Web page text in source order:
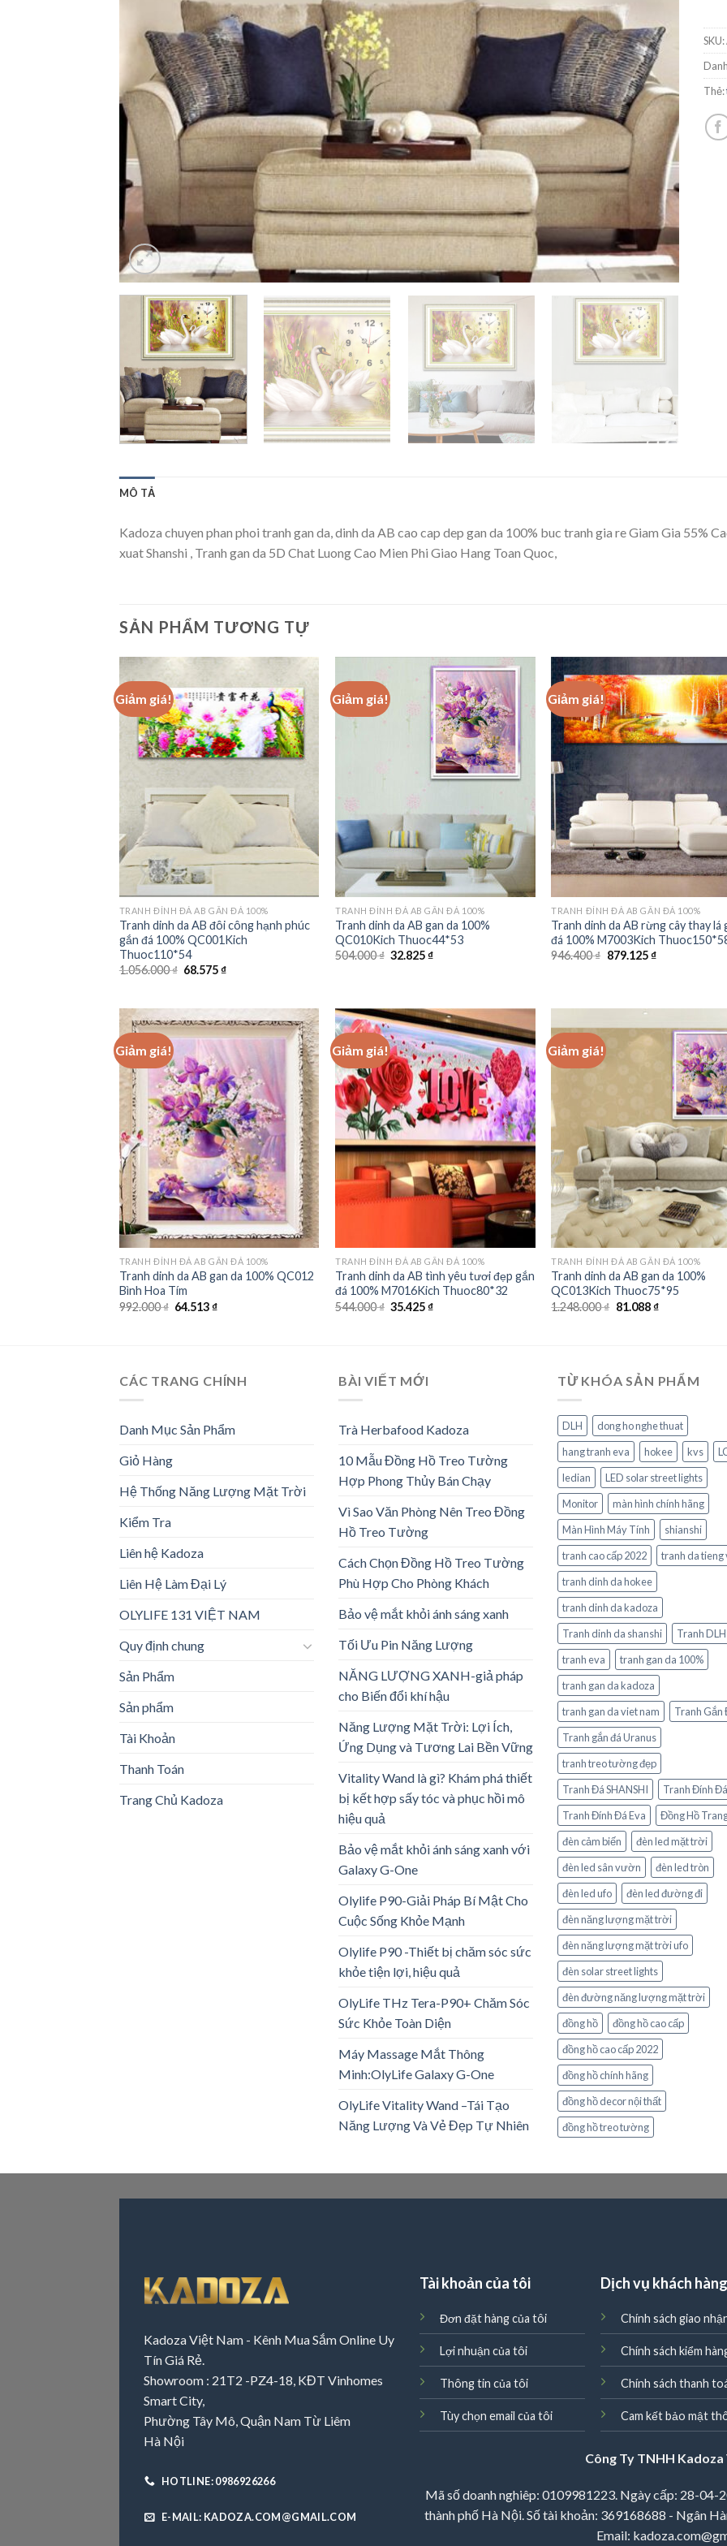
SKU:
Thẻ:
MÔ TẢ
Kadoza chuyen phan phoi tranh gan da, dinh da AB cao cap dep gan da 100% buc tranh gia re Giam Gia 55%
xuat Shanshi , Tranh gan da 5D Chat Luong Cao Mien Phi Giao Hang Toan Quoc,
SẢN PHẨM TƯƠNG TỰ
Giảm giá!
Add to
wishlist
TRANH ĐÍNH ĐÁ AB GẮN ĐÁ 100%
Tranh dinh da AB đôi công hạnh phúc
gắn đá 100% QC001Kich
Thuoc110*54
1.056.000₫ Giá
68.575₫Giá
Giảm giá!
Add to
wishlist
TRANH ĐÍNH ĐÁ AB GẮN ĐÁ 100%
Tranh dinh da AB gan da 100%
QC010Kich Thuoc44*53
504.000₫ Giá
32.825₫Giá
Giảm giá!
TRANH ĐÍNH ĐÁ AB GẮN ĐÁ 100%
Tranh dinh da AB rừng cây thay lá
đá 100% M7003Kich
946.400₫ Giá
879.125₫Giá
Giảm giá!
Add to
wishlist
TRANH ĐÍNH ĐÁ AB GẮN ĐÁ 100%
Tranh dinh da AB gan da 100% QC012
Bình Hoa Tím
992.000₫ Giá
64.513₫Giá
Giảm giá!
Add to
wishlist
TRANH ĐÍNH ĐÁ AB GẮN ĐÁ 100%
Tranh dinh da AB tình yêu tươi đẹp gắn
đá 100% M7016Kich Thuoc80*32
544.000₫ Giá
35.425₫Giá
Giảm giá!
Add
TRANH ĐÍNH ĐÁ AB GẮN ĐÁ 100%
Tranh dinh da AB gan da 100%
QC013Kich Thuoc75*95
1.248.000₫ Giá
81.088₫Giá
CÁC TRANG CHÍNH
Danh Mục Sản Phẩm
Giỏ Hàng
Hệ Thống Năng Lượng Mặt Trời
Kiểm Tra
Liên hệ Kadoza
Liên Hệ Làm Đại Lý
OLYLIFE 131 VIỆT NAM
Quy định chung
Sản Phẩm
Sản phẩm
Tài Khoản
Thanh Toán
Trang Chủ Kadoza
BÀI VIẾT MỚI
Trà Herbafood Kadoza
10 Mẫu Đồng Hồ Treo Tường
Hợp Phong Thủy Bán Chạy
Vì Sao Văn Phòng Nên Treo Đồng
Hồ Treo Tường
Cách Chọn Đồng Hồ Treo Tường
Phù Hợp Cho Phòng Khách
Bảo vệ mắt khỏi ánh sáng xanh
Tối Ưu Pin Năng Lượng
NĂNG LƯỢNG XANH-giả pháp
cho Biến đổi khí hậu
Năng Lượng Mặt Trời: Lợi Ích,
Ứng Dụng và Tương Lai Bền Vững
Vitality Wand là gì? Khám phá thiết
bị kết hợp sấy tóc và phục hồi mô
hiệu quả
Bảo vệ mắt khỏi ánh sáng xanh với
Galaxy G-One
Olylife P90-Giải Pháp Bí Mật Cho
Cuộc Sống Khỏe Mạnh
Olylife P90 -Thiết bị chăm sóc sức
khỏe tiện lợi, hiệu quả
OlyLife THz Tera-P90+ Chăm Sóc
Sức Khỏe Toàn Diện
Máy Massage Mắt Thông
Minh:OlyLife Galaxy G-One
OlyLife Vitality Wand –Tái Tạo
Năng Lượng Và Vẻ Đẹp Tự Nhiên
TỪ KHÓA SẢN PHẨM
DLH
dong ho nghe thuat
hang tranh eva
hokee kvs
ledian
LED solar street lights
Monitor
màn hình chính hãng
Màn Hình Máy Tính
shianshi
tranh cao cấp 2022
tranh da tieng
tranh dinh da hokee
tranh dinh da kadoza
Tranh dinh da shanshi
Tranh DLH
tranh eva
tranh gan da 100%
tranh gan da kadoza
tranh gan da viet nam
Tranh Gắn
Tranh gắn đá Uranus
tranh treo tường đẹp
Tranh Đá SHANSHI
Tranh Đính Đá
Tranh Đính Đá Eva
Đồng Hồ
đèn cảm biến
đèn led mặt trời
đèn led sân vườn
đèn led tròn
đèn led ufo
đèn led đường đi
đèn năng lượng mặt trời
đèn năng lượng mặt trời ufo
đèn solar street lights
đèn đường năng lượng mặt trời
đồng hồ
đồng hồ cao cấp
đồng hồ cao cấp 2022
đồng hồ chính hãng
đồng hồ decor nội thất
đồng hồ treo tường
Kadoza Việt Nam - Kênh Mua Sắm Online Uy
Tín Giá Rẻ.
Showroom : 21T2 -PZ4-18, KĐT Vinhomes
Smart City,
Phường Tây Mô, Quận Nam Từ Liêm
Hà Nội
HOTLINE: 0986926266
E-MAIL: KADOZA.COM@GMAIL.COM
Tài khoản của tôi
Đơn đặt hàng của tôi
Lợi nhuận của tôi
Thông tin của tôi
Tùy chọn email của tôi
Dịch vụ khách hàng
Chính sách giao
Chính sách kiểm
Chính sách thanh
Cam kết bảo mật
Công Ty TNHH
Mã số doanh nghiêp: 0109981223. Ngày cấp: 28-
thành phố Hà Nội. Số tài khoản: 369168688 - Ngân
Email: